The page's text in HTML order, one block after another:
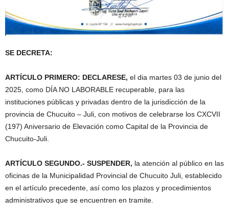
SE DECRETA:
ARTÍCULO PRIMERO: DECLARESE, el dia martes 03 de junio del
2025, como DÍA NO LABORABLE recuperable, para las
instituciones públicas y privadas dentro de la jurisdicción de la
provincia de Chucuito – Juli, con motivos de celebrarse los CXCVII
(197) Aniversario de Elevación como Capital de la Provincia de
Chucuito-Juli.
ARTÍCULO SEGUNDO.- SUSPENDER, la atención al público en las
oficinas de la Municipalidad Provincial de Chucuito Juli, establecido
en el artículo precedente, así como los plazos y procedimientos
administrativos que se encuentren en tramite.